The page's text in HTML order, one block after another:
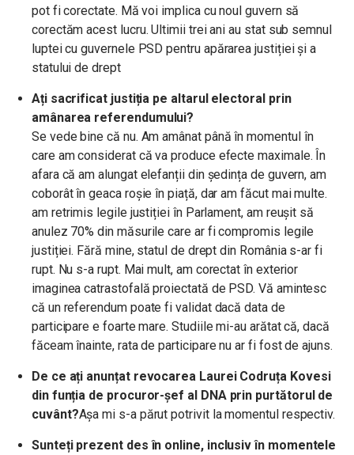
pot fi corectate. Mă voi implica cu noul guvern să
corectăm acest lucru. Ultimii trei ani au stat sub semnul
luptei cu guvernele PSD pentru apărarea justiției și a
statului de drept
Ați sacrificat justiția pe altarul electoral prin
amânarea referendumului?
Se vede bine că nu. Am amânat până în momentul în
care am considerat că va produce efecte maximale. În
afara că am alungat elefanții din ședința de guvern, am
coborât în geaca roșie în piață, dar am făcut mai multe.
am retrimis legile justiției în Parlament, am reușit să
anulez 70% din măsurile care ar fi compromis legile
justiției. Fără mine, statul de drept din România s-ar fi
rupt. Nu s-a rupt. Mai mult, am corectat în exterior
imaginea catrastofală proiectată de PSD. Vă amintesc
că un referendum poate fi validat dacă data de
participare e foarte mare. Studiile mi-au arătat că, dacă
făceam înainte, rata de participare nu ar fi fost de ajuns.
De ce ați anunțat revocarea Laurei Codruța Kovesi
din funția de procuror-șef al DNA prin purtătorul de
cuvânt?Așa mi s-a părut potrivit la momentul respectiv.
Sunteți prezent des în online, inclusiv în momentele